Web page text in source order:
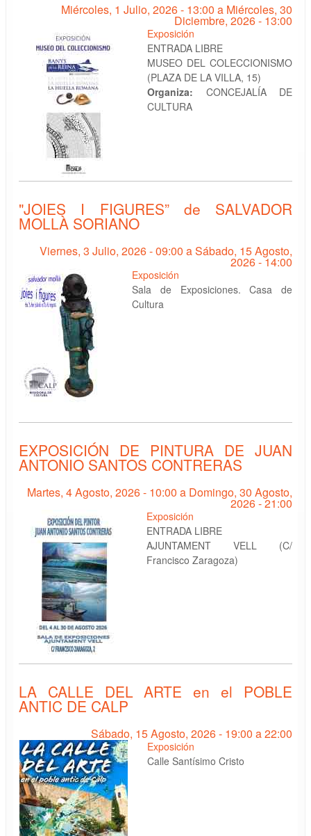
Miércoles, 1 Julio, 2026 - 13:00 a Miércoles, 30
Diciembre, 2026 - 13:00
Exposición
ENTRADA LIBRE
MUSEO DEL COLECCIONISMO
(PLAZA DE LA VILLA, 15)
Organiza: CONCEJALÍA DE
CULTURA
"JOIES I FIGURES” de SALVADOR
MOLLÀ SORIANO
Viernes, 3 Julio, 2026 - 09:00 aSábado, 15 Agosto,
2026 - 14:00
Exposición
Sala de Exposiciones. Casa de
Cultura
EXPOSICIÓN DE PINTURA DE JUAN
ANTONIO SANTOS CONTRERAS
Martes, 4 Agosto, 2026 - 10:00 a Domingo, 30 Agosto,
2026 - 21:00
Exposición
ENTRADA LIBRE
AJUNTAMENT VELL (C/
Francisco Zaragoza)
LA CALLE DEL ARTE en el POBLE
ANTIC DE CALP
Sábado, 15 Agosto, 2026 - 19:00 a22:00
Exposición
Calle Santísimo Cristo